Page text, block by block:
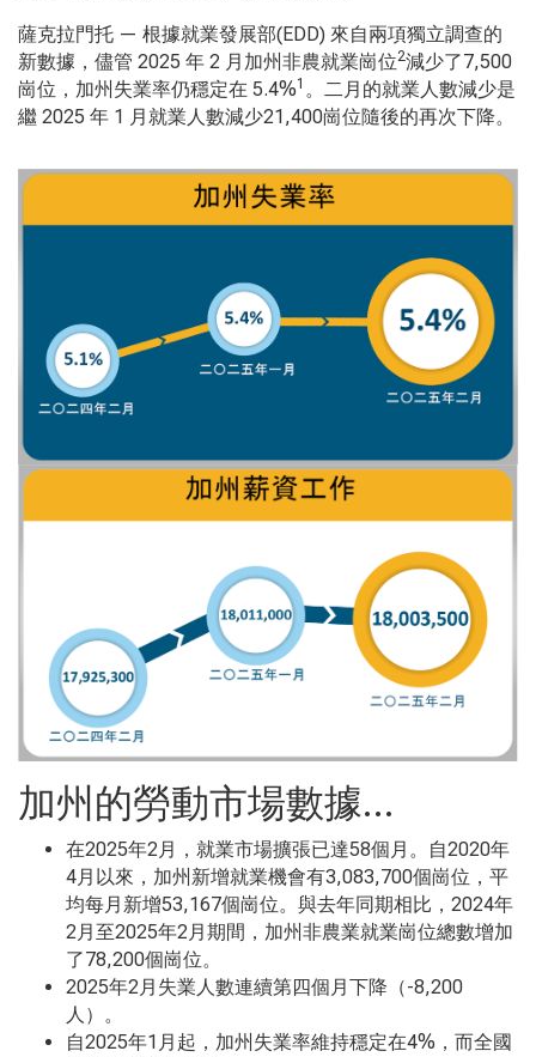
薩克拉門托 — 根據就業發展部(EDD) 來自兩項獨立調查的
新數據，儘管 2025 年 2 月加州非農就業崗位2減少了7,500
崗位，加州失業率仍穩定在 5.4%1 。二月的就業人數減少是
繼 2025 年 1 月就業人數減少21,400崗位隨後的再次下降。
加州的勞動市場數據…
在2025年2月，就業市場擴張已達58個月。自2020年
4月以來，加州新增就業機會有3,083,700個崗位，平
均每月新增53,167個崗位。與去年同期相比， 2024年
2月至2025年2月期間，加州非農業就業崗位總數增加
了78,200個崗位。
2025年2月失業人數連續第四個月下降（-8,200
人）。
自2025年1 月起，加州失業率維持穩定在4% ，而全國